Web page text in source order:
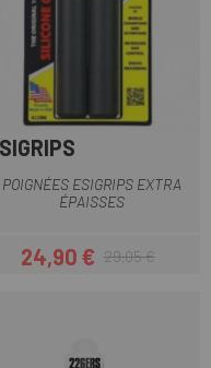
POIGNÉES ESIGRIPS EXTRA
ÉPAISSES
Prix
24,90 €Prix habituel
29,05 €